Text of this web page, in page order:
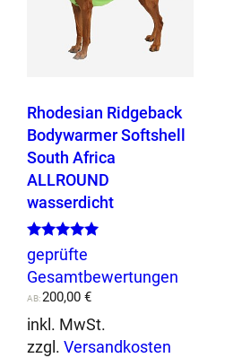
o
b
u
s
t
M
e
n
g
e
Produktseite
gewählt
werden
Rhodesian Ridgeback
Bodywarmer Softshell
South Africa
ALLROUND
wasserdicht
Bewertet mit
5.00
von 5
geprüfte
Gesamtbewertungen
AB:200,00€
inkl. MwSt.
zzgl.Versandkosten